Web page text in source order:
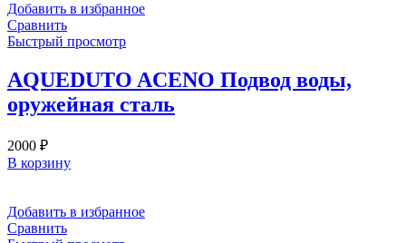
Добавить в избранное
Сравнить
Быстрый просмотр
AQUEDUTO ACENO Подвод воды,
оружейная сталь
2000 ₽
В корзину
Добавить в избранное
Сравнить